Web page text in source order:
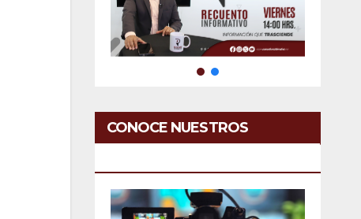
CONOCE NUESTROS